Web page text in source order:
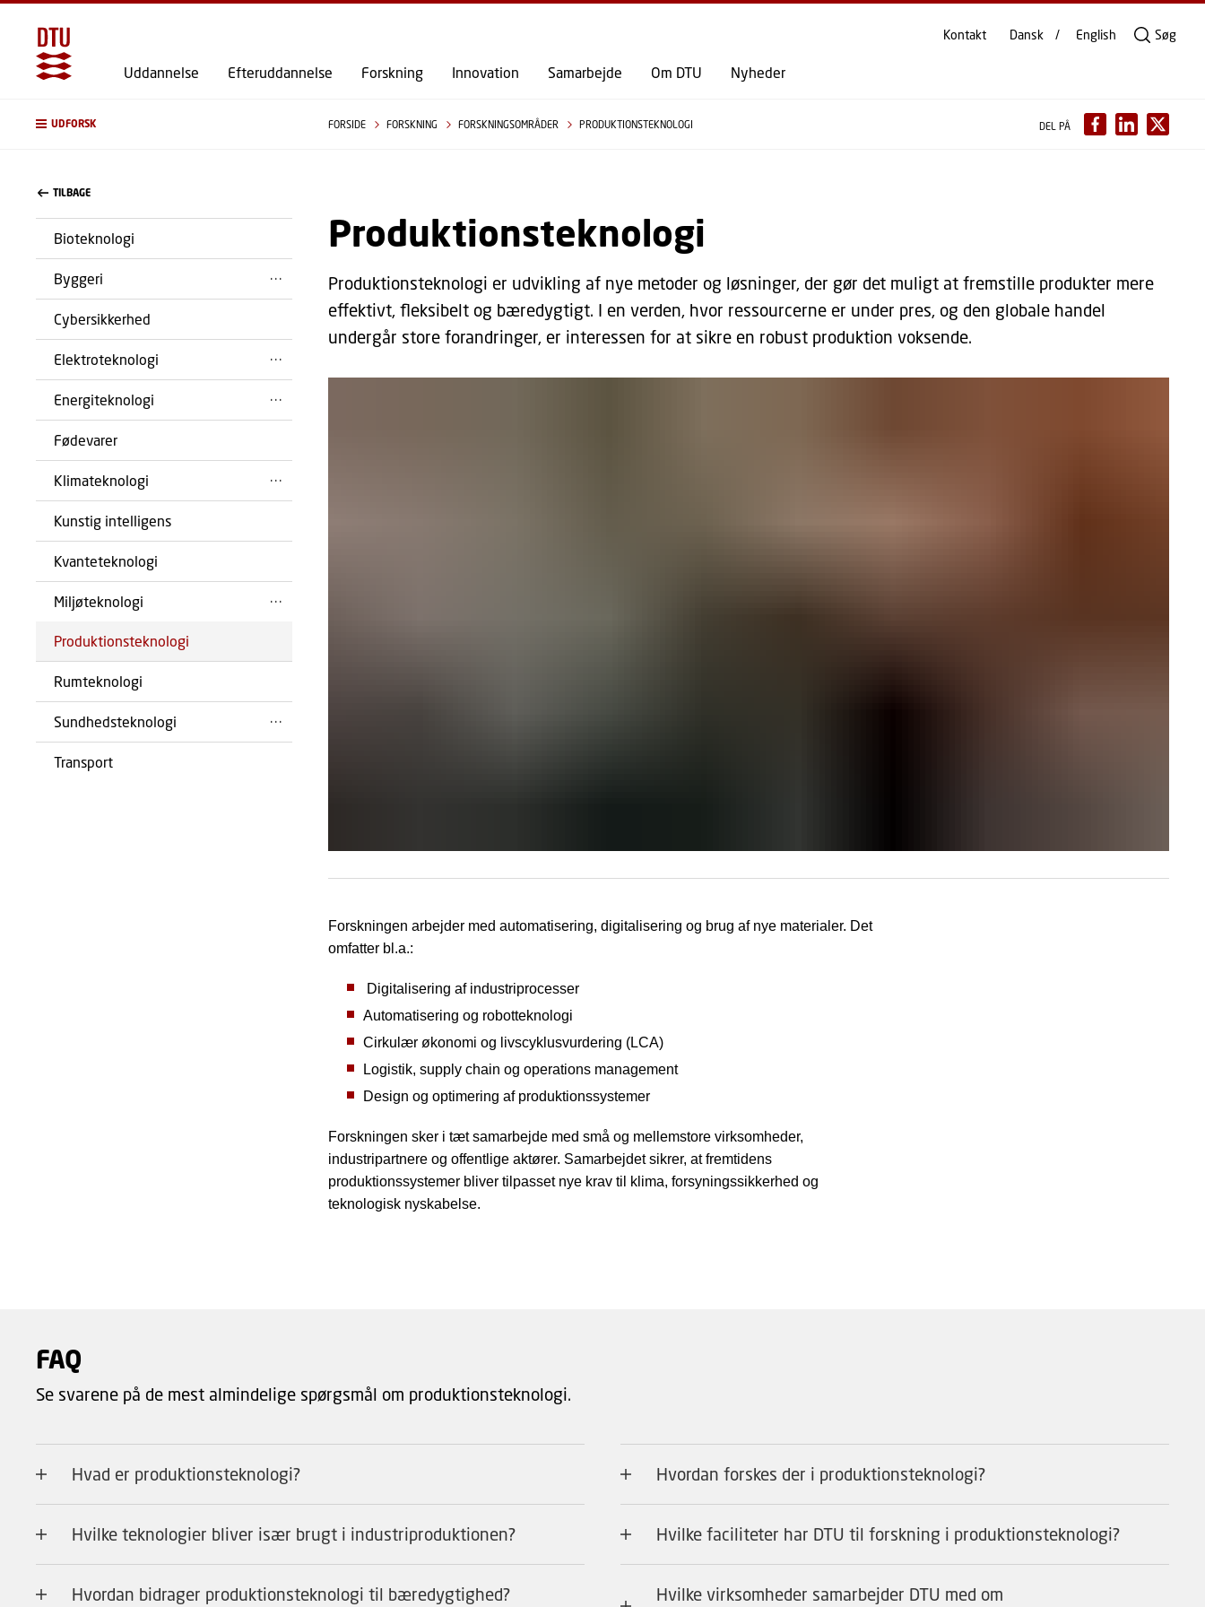
GÅ TIL PRIMÆRT INDHOLD (TRYK ENTER).
Uddannelse Efteruddannelse Forskning Innovation Samarbejde Om DTU Nyheder
Kontakt Dansk English Søg
UDFORSK FORSIDE FORSKNING FORSKNINGSOMRÅDER PRODUKTIONSTEKNOLOGI DEL PÅ
TILBAGE
Bioteknologi
Byggeri
Cybersikkerhed
Elektroteknologi
Energiteknologi
Fødevarer
Klimateknologi
Kunstig intelligens
Kvanteteknologi
Miljøteknologi
Produktionsteknologi
Rumteknologi
Sundhedsteknologi
Transport
Produktionsteknologi
Produktionsteknologi er udvikling af nye metoder og løsninger, der gør det muligt at fremstille produkter mere
effektivt, fleksibelt og bæredygtigt. I en verden, hvor ressourcerne er under pres, og den globale handel
undergår store forandringer, er interessen for at sikre en robust produktion voksende.
Forskningen arbejder med automatisering, digitalisering og brug af nye materialer. Det
omfatter bl.a.:
Digitalisering af industriprocesser
Automatisering og robotteknologi
Cirkulær økonomi og livscyklusvurdering (LCA)
Logistik, supply chain og operations management
Design og optimering af produktionssystemer
Forskningen sker i tæt samarbejde med små og mellemstore virksomheder,
industripartnere og offentlige aktører. Samarbejdet sikrer, at fremtidens
produktionssystemer bliver tilpasset nye krav til klima, forsyningssikkerhed og
teknologisk nyskabelse.
FAQ
Se svarene på de mest almindelige spørgsmål om produktionsteknologi.
Hvad er produktionsteknologi?
Hvilke teknologier bliver især brugt i industriproduktionen?
Hvordan bidrager produktionsteknologi til bæredygtighed?
Hvordan forskes der i produktionsteknologi?
Hvilke faciliteter har DTU til forskning i produktionsteknologi?
Hvilke virksomheder samarbejder DTU med om